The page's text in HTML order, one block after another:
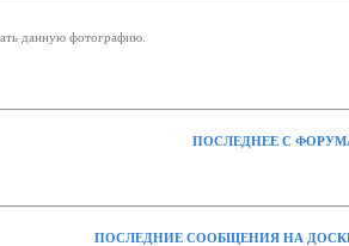
данную фотографию.
ПОСЛЕДНЕЕ С
ПОСЛЕДНИЕ СООБЩЕНИЯ НА